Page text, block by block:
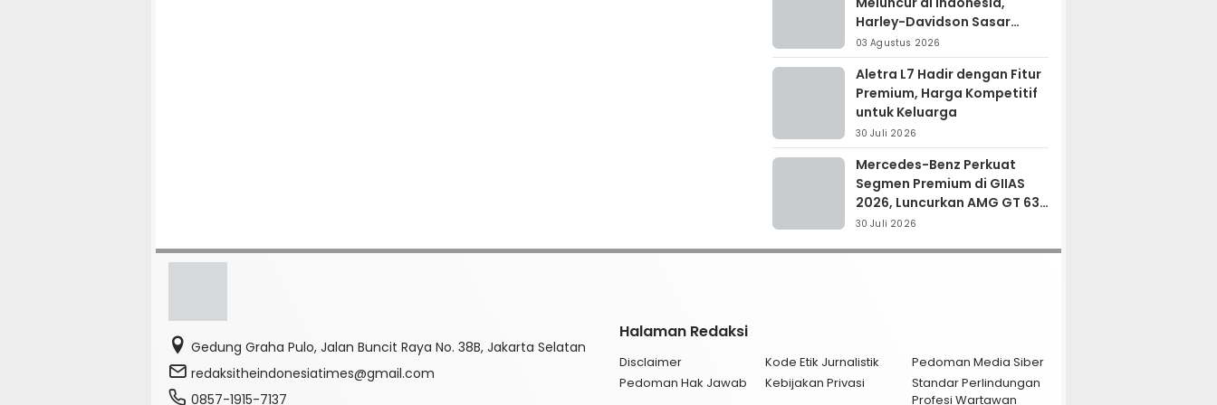
Harley-Davidson Sasar
Kolektor Motor Premium
03 Agustus 2026
Aletra L7 Hadir dengan Fitur
Premium, Harga Kompetitif
untuk Keluarga
30 Juli 2026
Mercedes-Benz Perkuat
Segmen Premium di GIIAS
2026, Luncurkan AMG GT 63
PRO dan GLC 200
30 Juli 2026
Gedung Graha Pulo, Jalan Buncit Raya No. 38B, Jakarta Selatan
redaksitheindonesiatimes@gmail.com
0857-1915-7137
Halaman Redaksi
Disclaimer Kode Etik Jurnalistik
Pedoman Media Siber
Pedoman Hak Jawab
Kebijakan Privasi
Standar Perlindungan
Profesi Wartawan